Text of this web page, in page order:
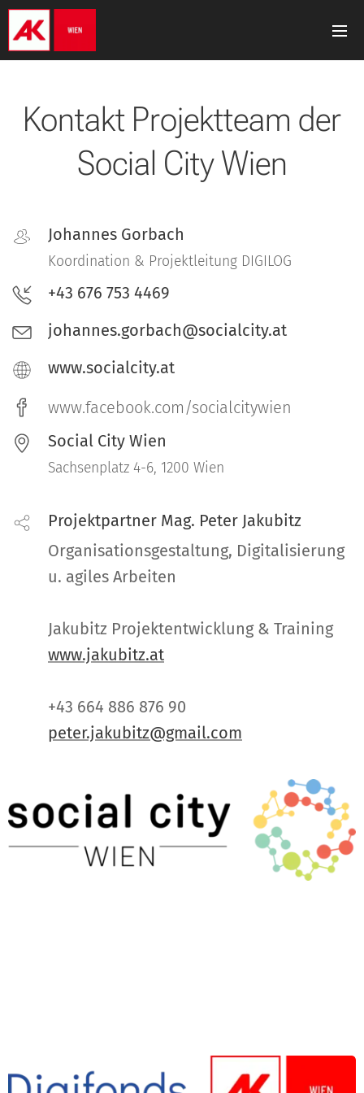
Kontakt Projektteam der
Social City Wien
Johannes Gorbach
Koordination & Projektleitung DIGILOG
+43 676 753 4469
johannes.gorbach@socialcity.at
www.socialcity.at
www.facebook.com/socialcitywien
Social City Wien
Sachsenplatz 4-6, 1200 Wien
Projektpartner Mag. Peter Jakubitz
Organisationsgestaltung, Digitalisierung
u. agiles Arbeiten
Jakubitz Projektentwicklung & Training
www.jakubitz.at
+43 664 886 876 90
peter.jakubitz@gmail.com